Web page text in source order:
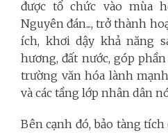
được tổ chức vào mùa
Nguyên đán..., trở thành
ích, khơi dậy khả năng
hương, đất nước, góp
trường văn hóa lành
và các tầng lớp nhân dân
Bên cạnh đó, bảo tàng